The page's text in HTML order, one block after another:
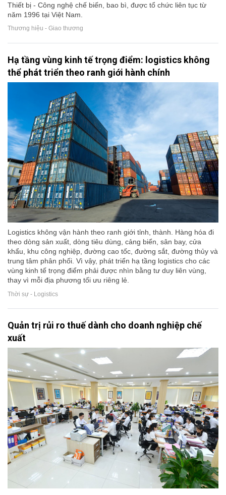
Thiết bị - Công nghệ chế biến, bao bì, được tổ chức liên tục từ
năm 1996 tại Việt Nam.
Thương hiệu - Giao thương
Hạ tầng vùng kinh tế trọng điểm: logistics không
thể phát triển theo ranh giới hành chính
Logistics không vận hành theo ranh giới tỉnh, thành. Hàng hóa đi
theo dòng sản xuất, dòng tiêu dùng, cảng biển, sân bay, cửa
khẩu, khu công nghiệp, đường cao tốc, đường sắt, đường thủy và
trung tâm phân phối. Vì vậy, phát triển hạ tầng logistics cho các
vùng kinh tế trọng điểm phải được nhìn bằng tư duy liên vùng,
thay vì mỗi địa phương tối ưu riêng lẻ.
Thời sự - Logistics
Quản trị rủi ro thuế dành cho doanh nghiệp chế
xuất